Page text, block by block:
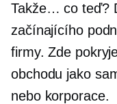
Takže… co teď?
začínajícího
firmy. Zde
obchodu jako
nebo korporace.